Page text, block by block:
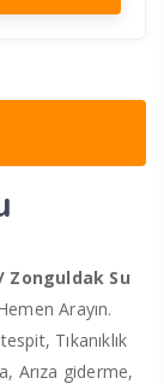
Zonguldak Su
Arayın.
Tıkanıklık
Arıza giderme,